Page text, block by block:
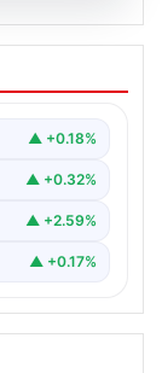
Araklı…
▲ +0.18%
▲ +0.32%
▲ +2.59%
▲ +0.17%